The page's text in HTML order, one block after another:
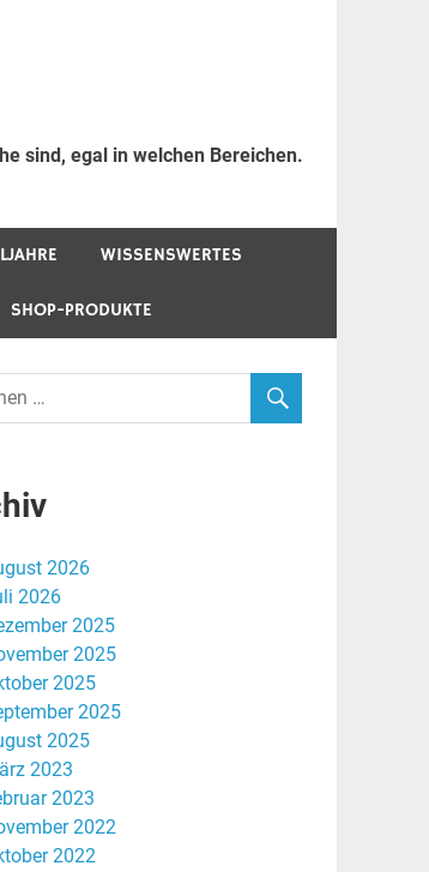
sind, egal in welchen Bereichen.
WISSENSWERTES
SHOP-PRODUKTE
2026
2026
2025
2025
2025
2025
2025
2023
2023
2022
2022